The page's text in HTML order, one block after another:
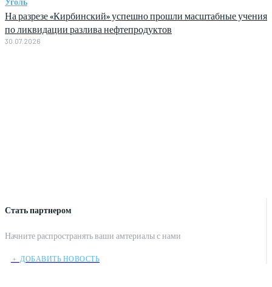
Стать партнером
Начните распространять ваши амтериалы с нами
﹢ ДОБАВИТЬ НОВОСТЬ
На разрезе «Кирбинский» успешно прошли масштабные учения
по ликвидации разлива нефтепродуктов
30.07.2026